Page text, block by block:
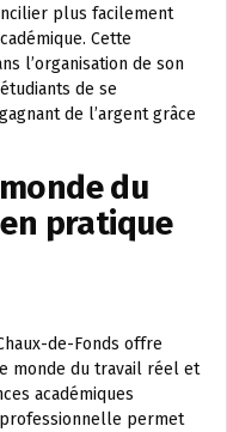
plus facilement
Cette
l’organisation de son
de se
de l’argent grâce
du
pratique
de-Fonds offre
monde du travail réel et
académiques
permet